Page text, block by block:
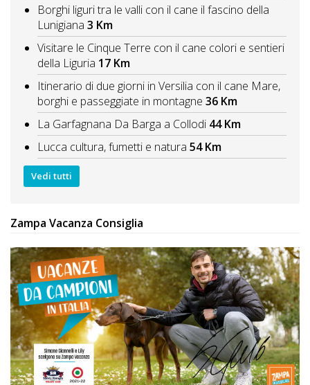
Borghi liguri tra le valli con il cane il fascino della
Lunigiana 3 Km
Visitare le Cinque Terre con il cane colori e sentieri
della Liguria 17 Km
Itinerario di due giorni in Versilia con il cane Mare,
borghi e passeggiate in montagne 36 Km
La Garfagnana Da Barga a Collodi 44 Km
Lucca cultura, fumetti e natura 54 Km
Vedi tutti
Zampa Vacanza Consiglia